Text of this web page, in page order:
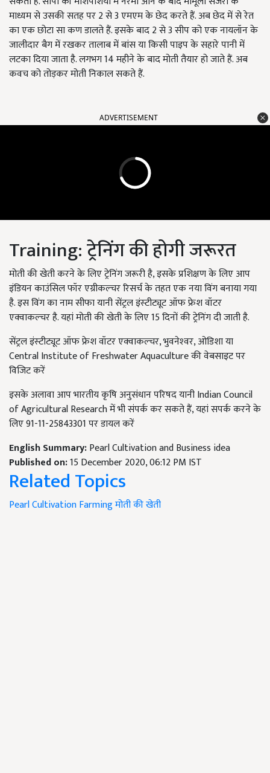
माध्यम से उसकी सतह पर 2 से 3 एमएम के छेद करते हैं. अब छेद में से रेत
का एक छोटा सा कण डालते हैं. इसके बाद 2 से 3 सीप को एक नायलॉन के
जालीदार बैग में रखकर तालाब में बांस या किसी पाइप के सहारे पानी में
लटका दिया जाता है. लगभग 14 महीने के बाद मोती तैयार हो जाते हैं. अब
कवच को तोड़कर मोती निकाल सकते हैं.
ADVERTISEMENT
Training: ट्रेनिंग की होगी जरूरत
मोती की खेती करने के लिए ट्रेनिंग जरूरी है, इसके प्रशिक्षण के लिए आप
इंडियन काउंसिल फॉर एग्रीकल्‍चर रिसर्च के तहत एक नया विंग बनाया गया
है. इस विंग का नाम सीफा यानी सेंट्रल इंस्‍टीट्यूट ऑफ फ्रेश वॉटर
एक्‍वाकल्‍चर है. यहां मोती की खेती के लिए 15 दिनों की ट्रेनिंग दी जाती है.
सेंट्रल इंस्‍टीट्यूट ऑफ फ्रेश वॉटर एक्‍वाकल्‍चर, भुवनेश्‍वर, ओडिशा या
Central Institute of Freshwater Aquaculture की वेबसाइट पर
विजिट करें
इसके अलावा आप भारतीय कृषि अनुसंधान परिषद यानी Indian Council
of Agricultural Research में भी संपर्क कर सकते हैं, यहां सपर्क करने के
लिए 91-11-25843301 पर डायल करें
English Summary:Pearl Cultivation and Business idea
Published on:15 December 2020, 06:12 PM IST
Related Topics
Pearl CultivationFarmingमोती की खेती